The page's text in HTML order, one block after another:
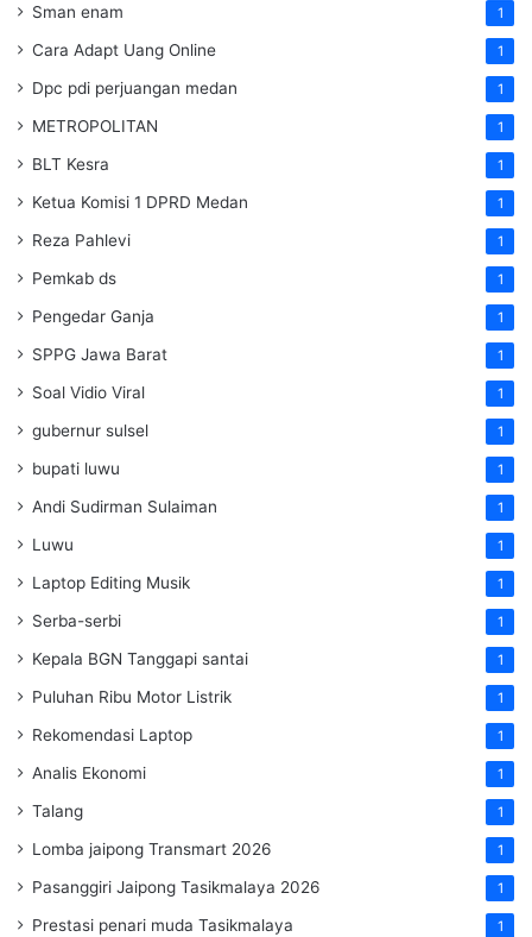
Sman enam 1
Cara Adapt Uang Online 1
Dpc pdi perjuangan medan 1
METROPOLITAN 1
BLT Kesra 1
Ketua Komisi 1 DPRD Medan 1
Reza Pahlevi 1
Pemkab ds 1
Pengedar Ganja 1
SPPG Jawa Barat 1
Soal Vidio Viral 1
gubernur sulsel 1
bupati luwu 1
Andi Sudirman Sulaiman 1
Luwu 1
Laptop Editing Musik 1
Serba-serbi 1
Kepala BGN Tanggapi santai 1
Puluhan Ribu Motor Listrik 1
Rekomendasi Laptop 1
Analis Ekonomi 1
Talang 1
Lomba jaipong Transmart 2026 1
Pasanggiri Jaipong Tasikmalaya 2026 1
Prestasi penari muda Tasikmalaya 1